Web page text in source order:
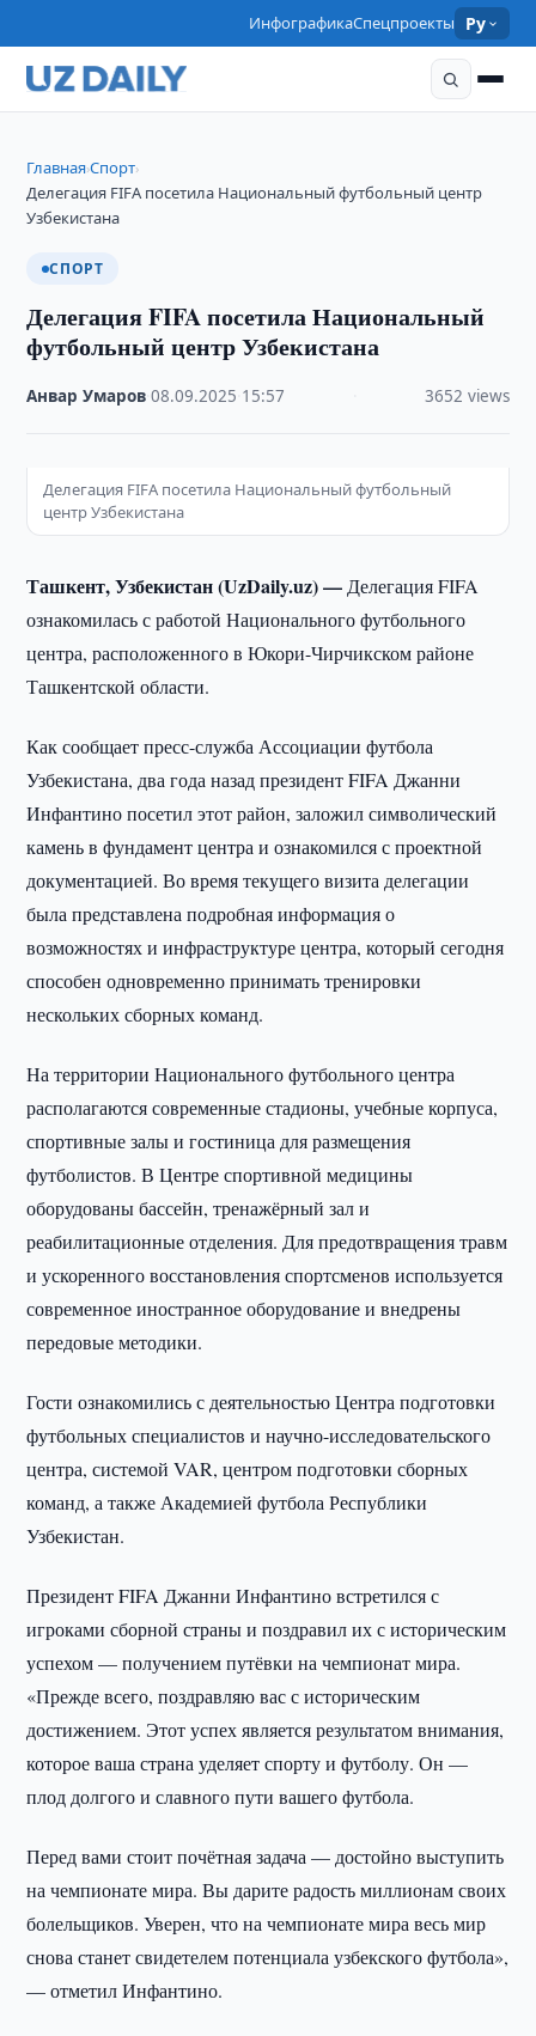
ИнфографикаСпецпроекты Ру
Главная›Спорт›
Делегация FIFA посетила Национальный футбольный центр
Узбекистана
СПОРТ
Делегация FIFA посетила Национальный
футбольный центр Узбекистана
Анвар Умаров ·08.09.2025 15:57 3652 views
Делегация FIFA посетила Национальный футбольный
центр Узбекистана
Ташкент, Узбекистан (UzDaily.uz) —Делегация FIFA
ознакомилась с работой Национального футбольного
центра, расположенного в Юкори-Чирчикском районе
Ташкентской области.
Как сообщает пресс-служба Ассоциации футбола
Узбекистана, два года назад президент FIFA Джанни
Инфантино посетил этот район, заложил символический
камень в фундамент центра и ознакомился с проектной
документацией. Во время текущего визита делегации
была представлена подробная информация о
возможностях и инфраструктуре центра, который сегодня
способен одновременно принимать тренировки
нескольких сборных команд.
На территории Национального футбольного центра
располагаются современные стадионы, учебные корпуса,
спортивные залы и гостиница для размещения
футболистов. В Центре спортивной медицины
оборудованы бассейн, тренажёрный зал и
реабилитационные отделения. Для предотвращения травм
и ускоренного восстановления спортсменов используется
современное иностранное оборудование и внедрены
передовые методики.
Гости ознакомились с деятельностью Центра подготовки
футбольных специалистов и научно-исследовательского
центра, системой VAR, центром подготовки сборных
команд, а также Академией футбола Республики
Узбекистан.
Президент FIFA Джанни Инфантино встретился с
игроками сборной страны и поздравил их с историческим
успехом — получением путёвки на чемпионат мира.
«Прежде всего, поздравляю вас с историческим
достижением. Этот успех является результатом внимания,
которое ваша страна уделяет спорту и футболу. Он —
плод долгого и славного пути вашего футбола.
Перед вами стоит почётная задача — достойно выступить
на чемпионате мира. Вы дарите радость миллионам своих
болельщиков. Уверен, что на чемпионате мира весь мир
снова станет свидетелем потенциала узбекского футбола»,
— отметил Инфантино.